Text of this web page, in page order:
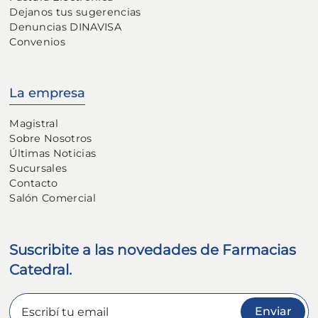
Dejanos tus sugerencias
Denuncias DINAVISA
Convenios
La empresa
Magistral
Sobre Nosotros
Últimas Noticias
Sucursales
Contacto
Salón Comercial
Suscribite a las novedades de Farmacias
Catedral.
Enviar